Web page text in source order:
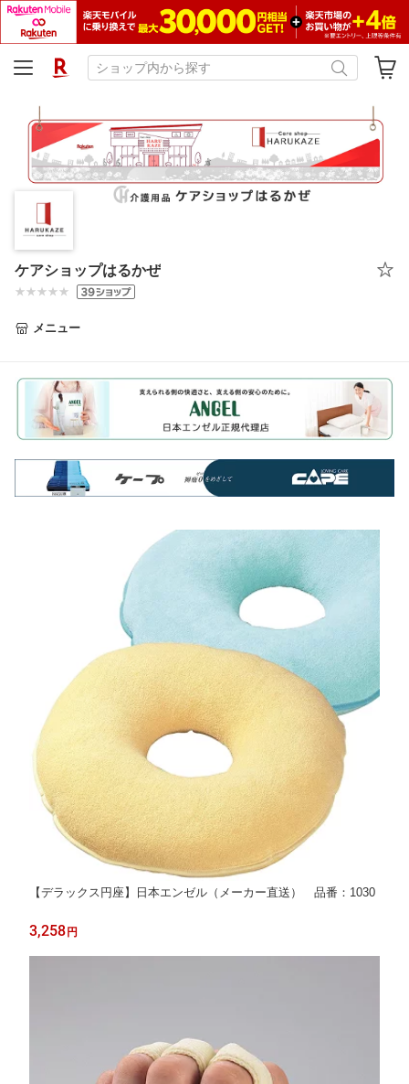
ケアショップはるかぜ
メニュー
【デラックス円座】日本エンゼル（メーカー直送） 品番：1030
3,258 円